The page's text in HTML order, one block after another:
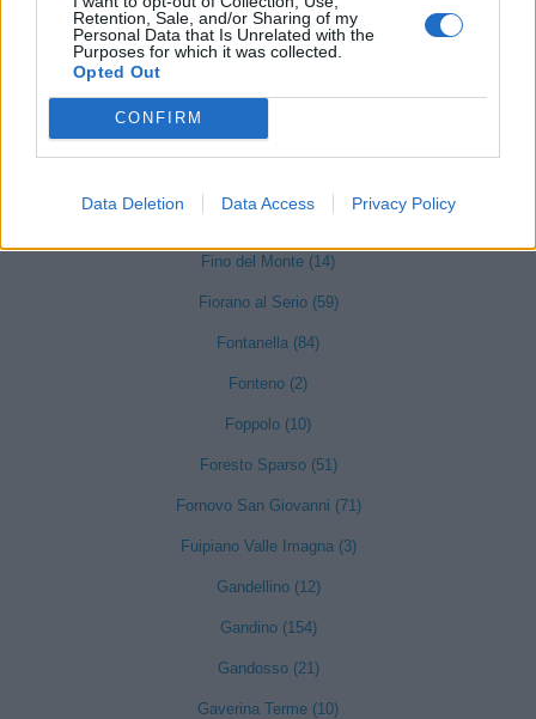
Retention, Sale, and/or Sharing of my
Personal Data that Is Unrelated with the
Purposes for which it was collected.
Opted Out
CONFIRM
Data Deletion Data Access Privacy Policy
Dossena (10)
Endine Gaiano (94)
Entratico (29)
Fara Gera d'Adda (118)
Fino del Monte (14)
Fiorano al Serio (59)
Fontanella (84)
Fonteno (2)
Foppolo (10)
Foresto Sparso (51)
Fornovo San Giovanni (71)
Fuipiano Valle Imagna (3)
Gandellino (12)
Gandino (154)
Gandosso (21)
Gaverina Terme (10)